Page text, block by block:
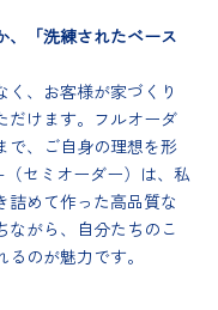
、「洗練されたベース
く、お客様が家づくり
だけます。フルオーダ
で、ご自身の理想を形
セミオーダー）は、私
詰めて作った高品質な
ながら、自分たちのこ
のが魅力です。